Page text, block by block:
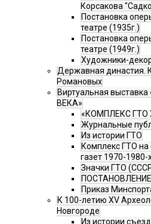
Корсакова
Постановка
театре (1935г.)
Постановка
театре (1949г.)
Художники-
Державная династия.
Романовых
Виртуальная
ВЕКА»
«КОМПЛЕКС ГТО
Журнальные
Из истории ГТО
Комплекс ГТО на
газет 1970-1980-
Значки ГТО
ПОСТАНОВЛЕНИЕ
Приказ
К 100-летию XV
Новгороде
Из истории